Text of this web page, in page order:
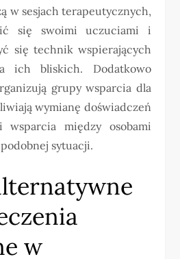
w sesjach terapeutycznych,
się swoimi uczuciami i
się technik wspierających
ich bliskich. Dodatkowo
grupy wsparcia dla
wymianę doświadczeń
między osobami
sytuacji.
w